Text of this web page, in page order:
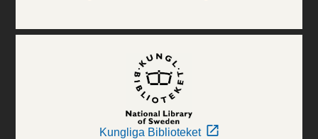
Kungliga Biblioteket